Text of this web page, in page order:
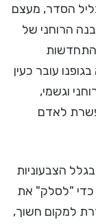
הסדר, מעצם
הרוחני של
התחדשות
עובר כעין
וגשמי,
לאדם
הצבעוניות
כדי "לסלק" את
למקום חשוך,